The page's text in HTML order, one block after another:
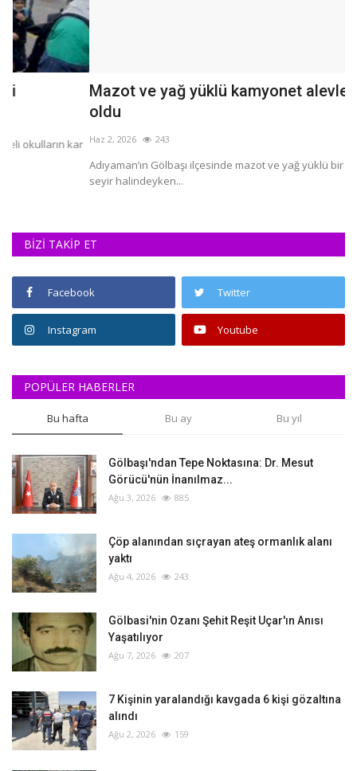
Mazot ve yağ yüklü kamyonet alevlere teslim
Haz 2, 2026 243
Adıyaman’ın Gölbaşı ilçesinde mazot ve yağ yüklü bir kamyonet,
seyir halindeyken...
BİZİ TAKİP ET
Facebook Twitter
Instagram Youtube
POPÜLER HABERLER
Bu hafta Bu ay Bu yıl
Gölbaşı'ndan Tepe Noktasına: Dr. Mesut
Görücü'nün İnanılmaz...
Ağu 3, 2026 885
Çöp alanından sıçrayan ateş ormanlık alanı
yaktı
Ağu 4, 2026 243
Gölbasi'nin Ozanı Şehit Reşit Uçar'ın Anısı
Yaşatılıyor
Ağu 7, 2026 207
‎7 Kişinin yaralandığı kavgada 6 kişi gözaltına
alındı
Ağu 2, 2026 159